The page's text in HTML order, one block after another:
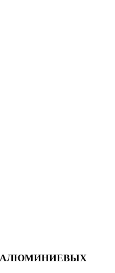
АЛЮМИНИЕВЫХ